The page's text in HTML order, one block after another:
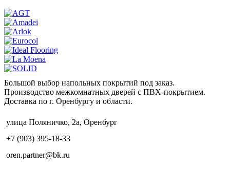
Большой выбор напольных покрытий под заказ.
Производство межкомнатных дверей с ПВХ-покрытием.
Доставка по г. Оренбургу и области.
улица Поляничко, 2а, Оренбург
+7 (903) 395-18-33
oren.partner@bk.ru